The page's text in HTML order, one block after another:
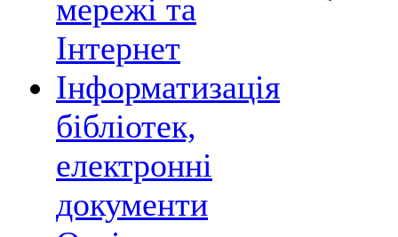
мережі та
Інтернет
Інформатизація
бібліотек,
електронні
документи